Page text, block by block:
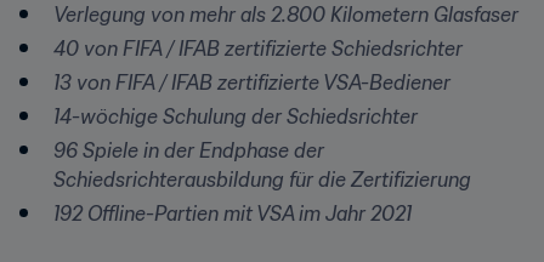
Verlegung von mehr als 2.800 Kilometern Glasfaser
40 von FIFA / IFAB zertifizierte Schiedsrichter
13 von FIFA / IFAB zertifizierte VSA-Bediener
14-wöchige Schulung der Schiedsrichter
96 Spiele in der Endphase der
Schiedsrichterausbildung für die Zertifizierung
192 Offline-Partien mit VSA im Jahr 2021